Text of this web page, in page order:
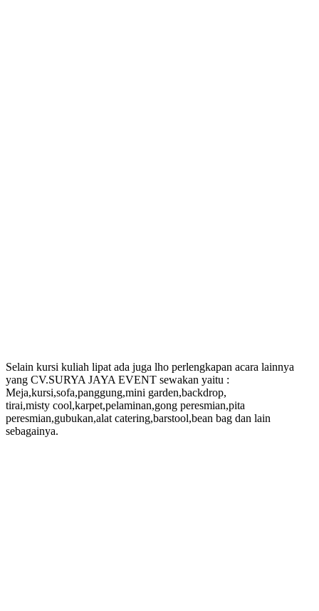
Selain kursi kuliah lipat ada juga lho perlengkapan acara lainnya
yang CV.SURYA JAYA EVENT sewakan yaitu :
Meja,kursi,sofa,panggung,mini garden,backdrop,
tirai,misty cool,karpet,pelaminan,gong peresmian,pita
peresmian,gubukan,alat catering,barstool,bean bag dan lain
sebagainya.